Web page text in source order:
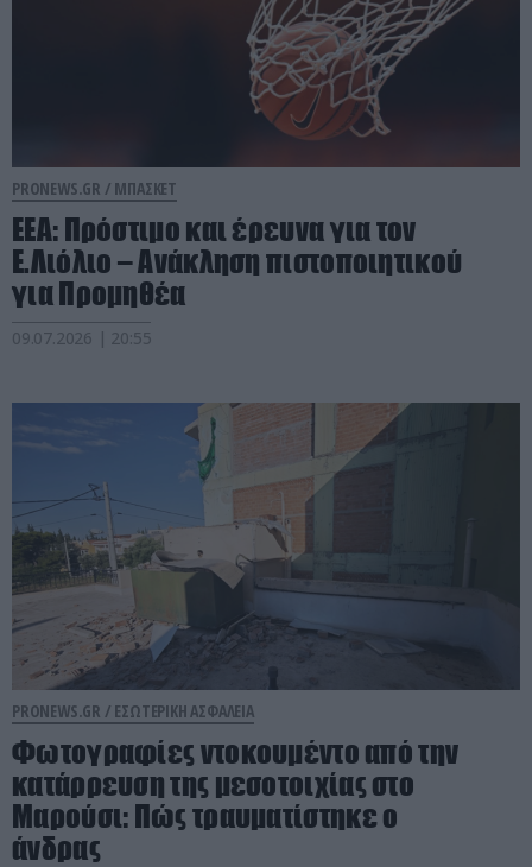
PRONEWS.GR / ΜΠΑΣΚΕΤ
ΕΕΑ: Πρόστιμο και έρευνα για τον
Ε.Λιόλιο – Ανάκληση πιστοποιητικού
για Προμηθέα
09.07.2026 | 20:55
PRONEWS.GR / ΕΣΩΤΕΡΙΚΗ ΑΣΦΑΛΕΙΑ
Φωτογραφίες ντοκουμέντο από την
κατάρρευση της μεσοτοιχίας στο
Μαρούσι: Πώς τραυματίστηκε ο
άνδρας